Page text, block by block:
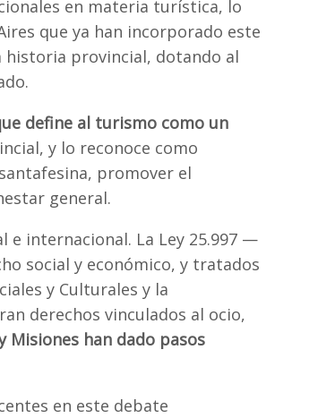
en materia turística, lo
que ya han incorporado este
provincial, dotando al
define al turismo como un
y lo reconoce como
promover el
general.
e internacional. La Ley 25.997 —
social y económico, y tratados
y Culturales y la
derechos vinculados al ocio,
Misiones han dado pasos
en este debate